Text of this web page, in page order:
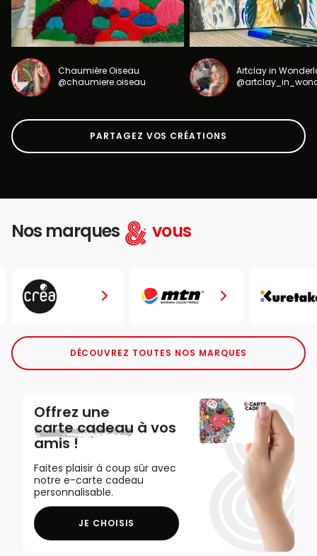
Chaumière Oiseau
@chaumiere.oiseau
Artclay in
PARTAGEZ VOS CRÉATIONS
Nos marques vous
DÉCOUVREZ TOUTES NOS MARQUES
Offrez une
carte cadeau à vos
amis !
Faites plaisir à coup sûr avec
notre e-carte cadeau
personnalisable.
JE CHOISIS